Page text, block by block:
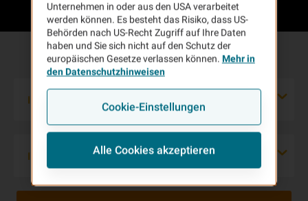
Welche Versicherungen brauche ich?
Ihr Unternehmenstyp
Ihre Branche
Unternehmen in oder aus den USA verarbeitet
werden können. Es besteht das Risiko, dass US-
Behörden nach US-Recht Zugriff auf Ihre Daten
haben und Sie sich nicht auf den Schutz der
europäischen Gesetze verlassen können. Mehr in
den Datenschutzhinweisen
Cookie-Einstellungen
Alle Cookies akzeptieren